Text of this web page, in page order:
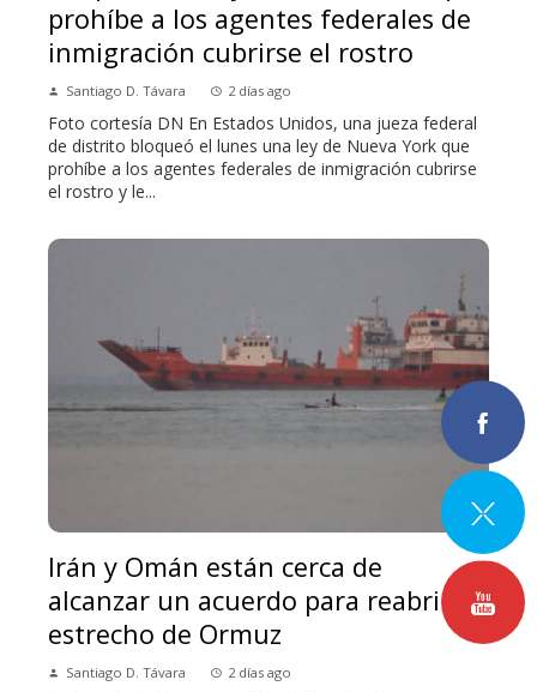
prohíbe a los agentes federales de
inmigración cubrirse el rostro
Santiago D. Távara 2 días ago
Foto cortesía DN En Estados Unidos, una jueza federal
de distrito bloqueó el lunes una ley de Nueva York que
prohíbe a los agentes federales de inmigración cubrirse
el rostro y le...
Irán y Omán están cerca de
alcanzar un acuerdo para reabrir el
estrecho de Ormuz
Santiago D. Távara 2 días ago